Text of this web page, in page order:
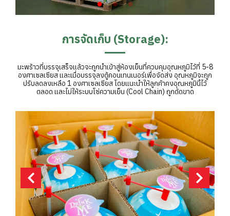
การจัดเก็บ (Storage):
มะพร้าวที่บรรจุเสร็จแล้วจะถูกนำเข้าสู่ห้องเย็นที่ควบคุมอุณหภูมิไว้ที่ 5-8
องศาเซลเซียส และเมื่อบรรจุลงตู้คอนเทนเนอร์เพื่อจัดส่ง อุณหภูมิจะถูก
ปรับลดลงเหลือ 1 องศาเซลเซียส โดยแนะนำให้ลูกค้าคงอุณหภูมินี้ไว้
ตลอด และไม่ให้ระบบโซ่ความเย็น (Cool Chain) ถูกตัดขาด